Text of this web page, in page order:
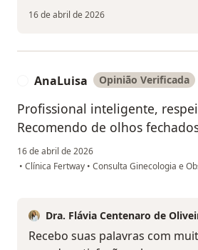
16 de abril de 2026
AnaLuisa Opinião Verificada
Profissional inteligente,
Recomendo de olhos
16 de abril de 2026
• Clínica Fertway • Consulta Ginecologia e
Dra. Flávia Centenaro de
Recebo suas palavras com